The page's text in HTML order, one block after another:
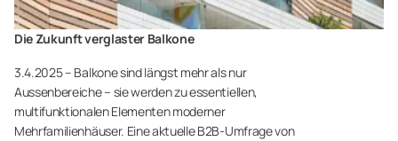
Die Zukunft verglaster Balkone
3.4.2025 – Balkone sind längst mehr als nur
Aussenbereiche – sie werden zu essentiellen,
multifunktionalen Elementen moderner
Mehrfamilienhäuser. Eine aktuelle B2B-Umfrage von